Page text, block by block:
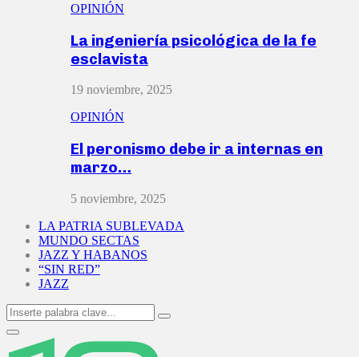
OPINIÓN
La ingeniería psicológica de la fe
esclavista
19 noviembre, 2025
OPINIÓN
El peronismo debe ir a internas en
marzo…
5 noviembre, 2025
LA PATRIA SUBLEVADA
MUNDO SECTAS
JAZZ Y HABANOS
“SIN RED”
JAZZ
Search
for:
Search
Primary
Menu